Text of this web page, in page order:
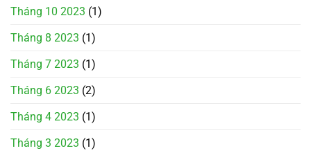
Tháng 10 2023 (1)
Tháng 8 2023 (1)
Tháng 7 2023 (1)
Tháng 6 2023 (2)
Tháng 4 2023 (1)
Tháng 3 2023 (1)